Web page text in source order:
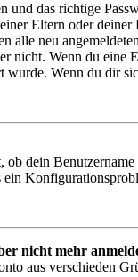
und das richtige
Eltern oder
alle neu
Wenn du eine
Wenn du dir
dein
nicht mehr
aus verschieden